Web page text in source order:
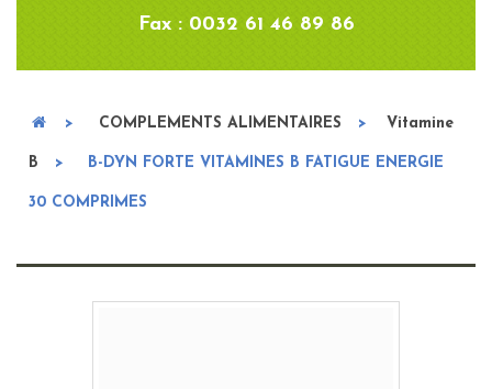
Fax : 0032 61 46 89 86
> COMPLEMENTS ALIMENTAIRES > Vitamine
B > B-DYN FORTE VITAMINES B FATIGUE ENERGIE
30 COMPRIMES